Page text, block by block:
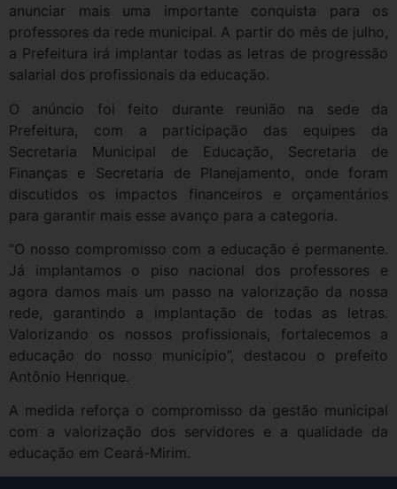
anunciar mais uma importante conquista para os
professores da rede municipal. A partir do mês de julho,
a Prefeitura irá implantar todas as letras de progressão
salarial dos profissionais da educação.
O anúncio foi feito durante reunião na sede da
Prefeitura, com a participação das equipes da
Secretaria Municipal de Educação, Secretaria de
Finanças e Secretaria de Planejamento, onde foram
discutidos os impactos financeiros e orçamentários
para garantir mais esse avanço para a categoria.
“O nosso compromisso com a educação é permanente.
Já implantamos o piso nacional dos professores e
agora damos mais um passo na valorização da nossa
rede, garantindo a implantação de todas as letras.
Valorizando os nossos profissionais, fortalecemos a
educação do nosso município”, destacou o prefeito
Antônio Henrique.
A medida reforça o compromisso da gestão municipal
com a valorização dos servidores e a qualidade da
educação em Ceará-Mirim.